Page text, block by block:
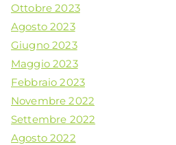
Ottobre 2023
Agosto 2023
Giugno 2023
Maggio 2023
Febbraio 2023
Novembre 2022
Settembre 2022
Agosto 2022